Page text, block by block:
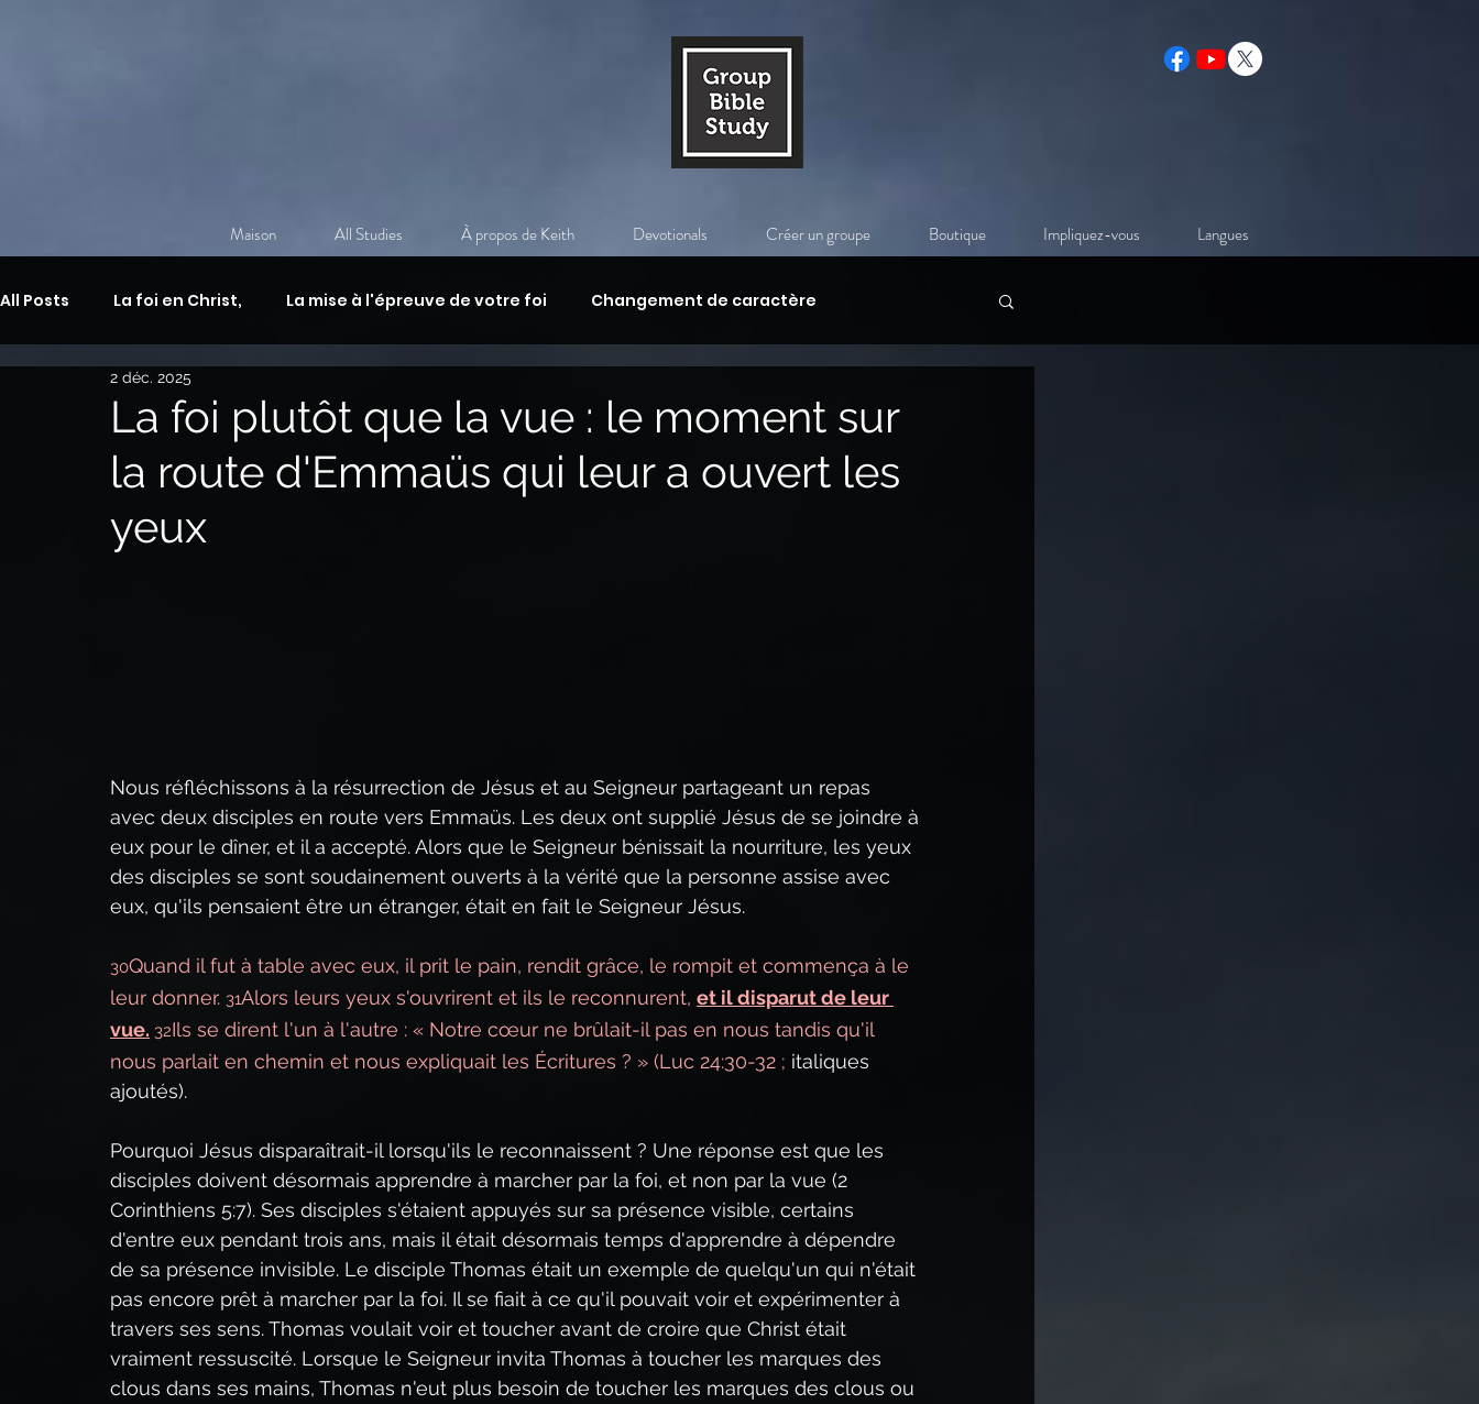
Maison All Studies À propos de Keith Devotionals Créer un groupe Boutique Impliquez-vous Langues
All Posts La foi en Christ, La mise à l'épreuve de votre foi Changement de caractère
Discipulat chrétien
Guerre spirituelle, L'armure de Dieu La vie après la mort La venue du Christ
La foi plutôt que la vue : le moment sur
la route d'Emmaüs qui leur a ouvert les
yeux
2 déc. 2025
Nous réfléchissons à la résurrection de Jésus et au Seigneur partageant un repas
avec deux disciples en route vers Emmaüs. Les deux ont supplié Jésus de se joindre à
eux pour le dîner, et il a accepté. Alors que le Seigneur bénissait la nourriture, les yeux
des disciples se sont soudainement ouverts à la vérité que la personne assise avec
eux, qu'ils pensaient être un étranger, était en fait le Seigneur Jésus.
30Quand il fut à table avec eux, il prit le pain, rendit grâce, le rompit et commença à le
leur donner. 31Alors leurs yeux s'ouvrirent et ils le reconnurent, et il disparut de leur
vue. 32Ils se dirent l'un à l'autre : « Notre cœur ne brûlait-il pas en nous tandis qu'il
nous parlait en chemin et nous expliquait les Écritures ? » (Luc 24:30-32 ; italiques
ajoutés).
Pourquoi Jésus disparaîtrait-il lorsqu'ils le reconnaissent ? Une réponse est que les
disciples doivent désormais apprendre à marcher par la foi, et non par la vue (2
Corinthiens 5:7). Ses disciples s'étaient appuyés sur sa présence visible, certains
d'entre eux pendant trois ans, mais il était désormais temps d'apprendre à dépendre
de sa présence invisible. Le disciple Thomas était un exemple de quelqu'un qui n'était
pas encore prêt à marcher par la foi. Il se fiait à ce qu'il pouvait voir et expérimenter à
travers ses sens. Thomas voulait voir et toucher avant de croire que Christ était
vraiment ressuscité. Lorsque le Seigneur invita Thomas à toucher les marques des
clous dans ses mains, Thomas n'eut plus besoin de toucher les marques des clous ou